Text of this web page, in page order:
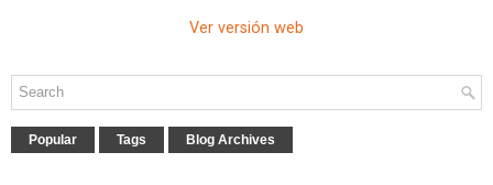
Ver versión web
Popular Tags Blog Archives